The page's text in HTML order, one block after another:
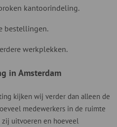
kantoorindeling.
bestellingen.
werkplekken.
in Amsterdam
kijken wij verder dan alleen de
medewerkers in de ruimte
zij uitvoeren en hoeveel